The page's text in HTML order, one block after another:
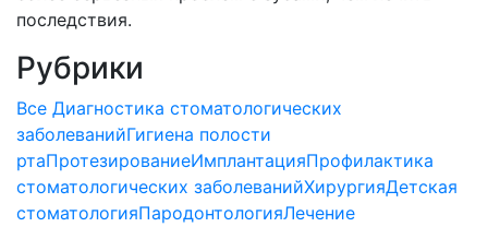
последствия.
Рубрики
Все Диагностика стоматологических
заболеванийГигиена полости
ртаПротезированиеИмплантацияПрофилактика
стоматологических заболеванийХирургияДетская
стоматологияПародонтологияЛечение